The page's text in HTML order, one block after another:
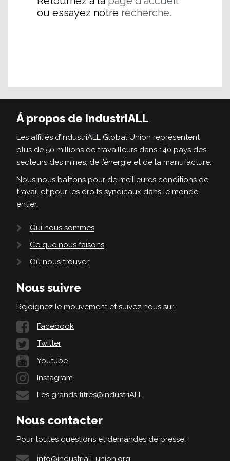
ou essayez notre recherche.
Á propos de IndustriALL
Les affiliés d’IndustriALL Global Union représentent
plus de 50 millions de travailleurs dans 140 pays des
secteurs des mines, de l’énergie et de la manufacture.
Nous nous battons pour de meilleures conditions de
travail et pour les droits syndicaux dans le monde
entier.
Qui nous sommes
Ce que nous faisons
Où nous trouver
Nous suivre
Rejoignez le mouvement et suivez nous sur:
Facebook
Twitter
Youtube
Instagram
Les grands titres@IndustriALL
Nous contacter
Pour toutes questions et demandes de presse:
info@industriall-union.org